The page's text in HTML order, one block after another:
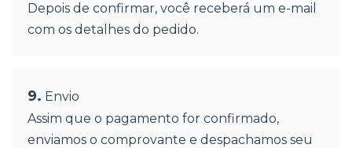
Depois de confirmar, você receberá um e-mail
com os detalhes do pedido.
9. Envio
Assim que o pagamento for confirmado,
enviamos o comprovante e despachamos seu